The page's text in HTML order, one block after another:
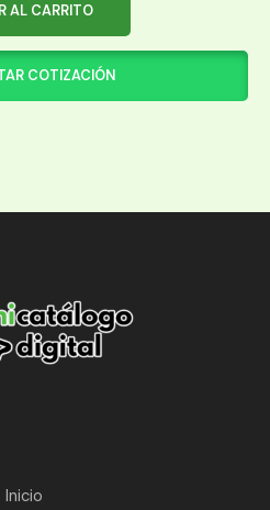
AL CARRITO
COTIZACIÓN
Inicio